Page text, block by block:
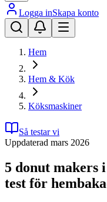
Logga inSkapa konto
Hem
Hem & Kök
Köksmaskiner
Så testar vi
Uppdaterad mars 2026
5 donut makers
test för